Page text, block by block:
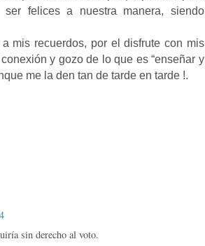
ser felices a nuestra manera, siendo
mis recuerdos, por el disfrute con mis
y gozo de lo que es “enseñar y
me la den tan de tarde en tarde !.
sin derecho al voto.